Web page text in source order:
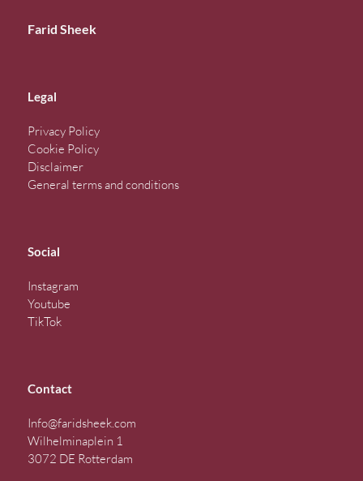
Farid Sheek
Legal
Privacy Policy
Cookie Policy
Disclaimer
General terms and conditions
Social
Instagram
Youtube
TikTok
Contact
Info@faridsheek.com
Wilhelminaplein 1
3072 DE Rotterdam